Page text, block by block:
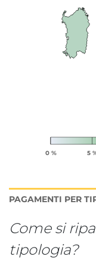
0 % 5
PAGAMENTI PER
Come si
tipologia?